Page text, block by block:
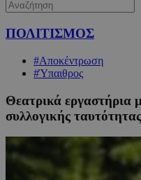
ΠΟΛΙΤΙΣΜΟΣ
#Αποκέντρωση
#Ύπαιθρος
Θεατρικά εργαστήρια
συλλογικής